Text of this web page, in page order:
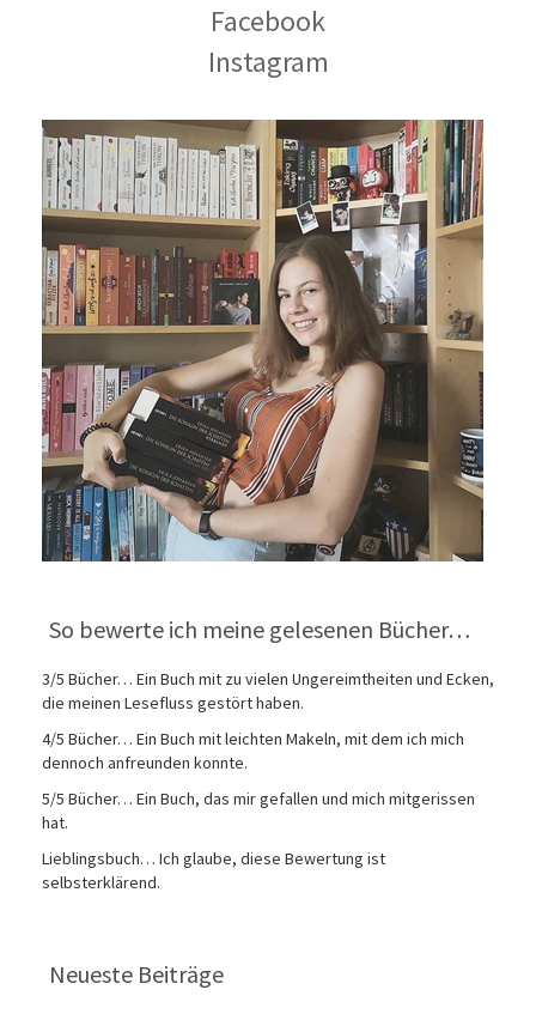
Facebook
Instagram
So bewerte ich meine gelesenen Bücher…
3/5 Bücher… Ein Buch mit zu vielen Ungereimtheiten und Ecken,
die meinen Lesefluss gestört haben.
4/5 Bücher… Ein Buch mit leichten Makeln, mit dem ich mich
dennoch anfreunden konnte.
5/5 Bücher… Ein Buch, das mir gefallen und mich mitgerissen
hat.
Lieblingsbuch… Ich glaube, diese Bewertung ist
selbsterklärend.
Neueste Beiträge